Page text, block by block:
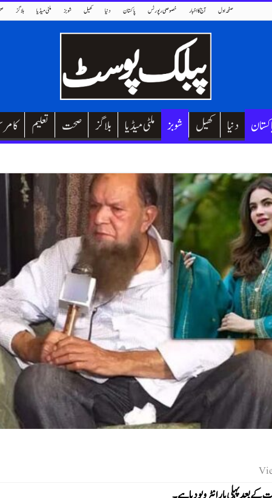
بلاگز ملٹی میڈیا شوبز کھیل دنیا پاکستان خصوصی رپورٹس آج کا اخبار صفحہ اول
تعلیم صحت بلاگز ملٹی میڈیا شوبز کھیل دنیا